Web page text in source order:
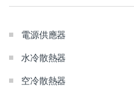
電源供應器
水冷散熱器
空冷散熱器